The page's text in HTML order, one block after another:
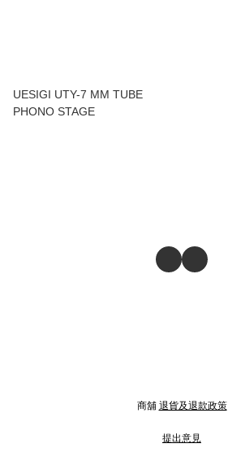
UESIGI UTY-7 MM TUBE
PHONO STAGE
商舖 退貨及退款政策
提出意見